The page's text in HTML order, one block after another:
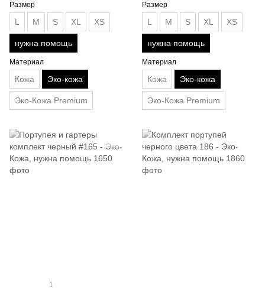
Размер
L M S XL XS
нужна помощь
Материал
Кожа Эко-кожа
Эко-Кожа Premium
Размер
L M S XL XS
нужна помощь
Материал
Кожа Эко-кожа
Эко-Кожа Premium
1